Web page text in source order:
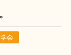
会